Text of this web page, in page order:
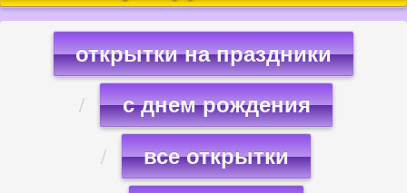
открытки на праздники
с днем рождения
все открытки